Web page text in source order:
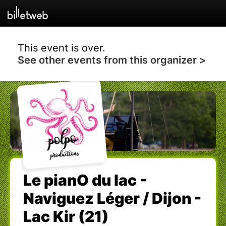
This event is over.
See other events from this organizer >
Le pianO du lac -
Naviguez Léger / Dijon -
Lac Kir (21)